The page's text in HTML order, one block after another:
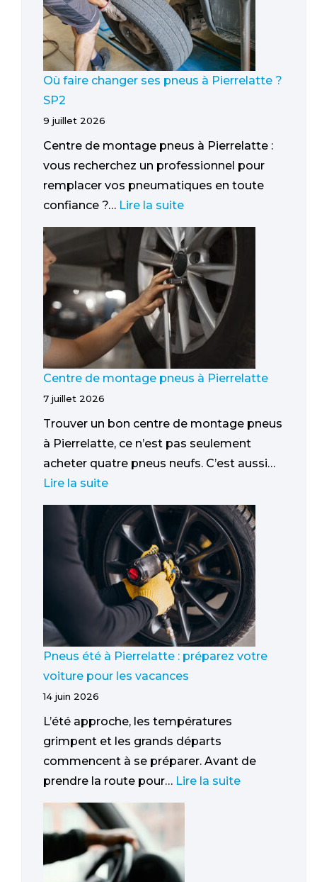
Où faire changer ses pneus à Pierrelatte ?
SP2
9 juillet 2026
Centre de montage pneus à Pierrelatte :
vous recherchez un professionnel pour
remplacer vos pneumatiques en toute
confiance ?… Lire la suite
Centre de montage pneus à Pierrelatte
7 juillet 2026
Trouver un bon centre de montage pneus
à Pierrelatte, ce n’est pas seulement
acheter quatre pneus neufs. C’est aussi…
Lire la suite
Pneus été à Pierrelatte : préparez votre
voiture pour les vacances
14 juin 2026
L’été approche, les températures
grimpent et les grands départs
commencent à se préparer. Avant de
prendre la route pour… Lire la suite